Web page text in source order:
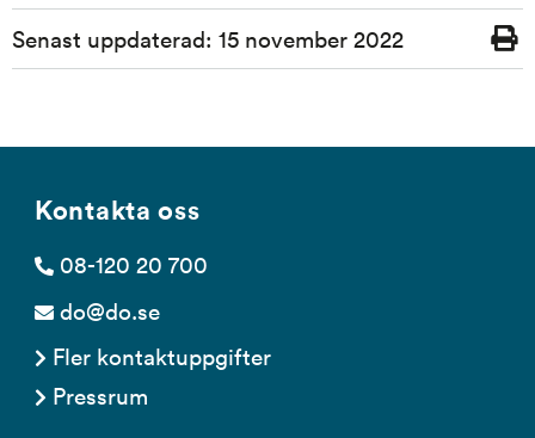
Sidinformation
Senast uppdaterad: 15 november 2022
Skriv
ut
Kontakta oss
08-120 20 700
do@do.se
Fler kontaktuppgifter
Pressrum